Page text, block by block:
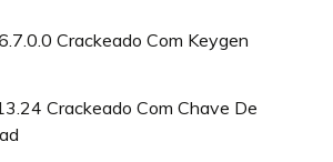
Crackeado Com Keygen
Crackeado Com Chave De